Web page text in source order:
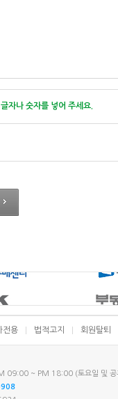
자나 숫자를 넣어 주세요.
전용 법적고지 회원탈퇴
09:00 ~ PM 18:00 (토요일 및 공